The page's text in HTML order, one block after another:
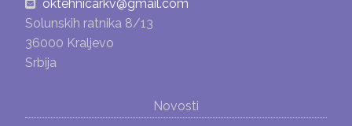
oktehnicarkv@gmail.com
Solunskih ratnika 8/13
36000 Kraljevo
Srbija
Novosti